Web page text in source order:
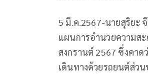
5 มี.ค.2567-นายสุริยะ
แผนการอำนวยความส
สงกรานต์ 2567 ซึ่งคา
เดินทางด้วยรถยนต์ส่ว